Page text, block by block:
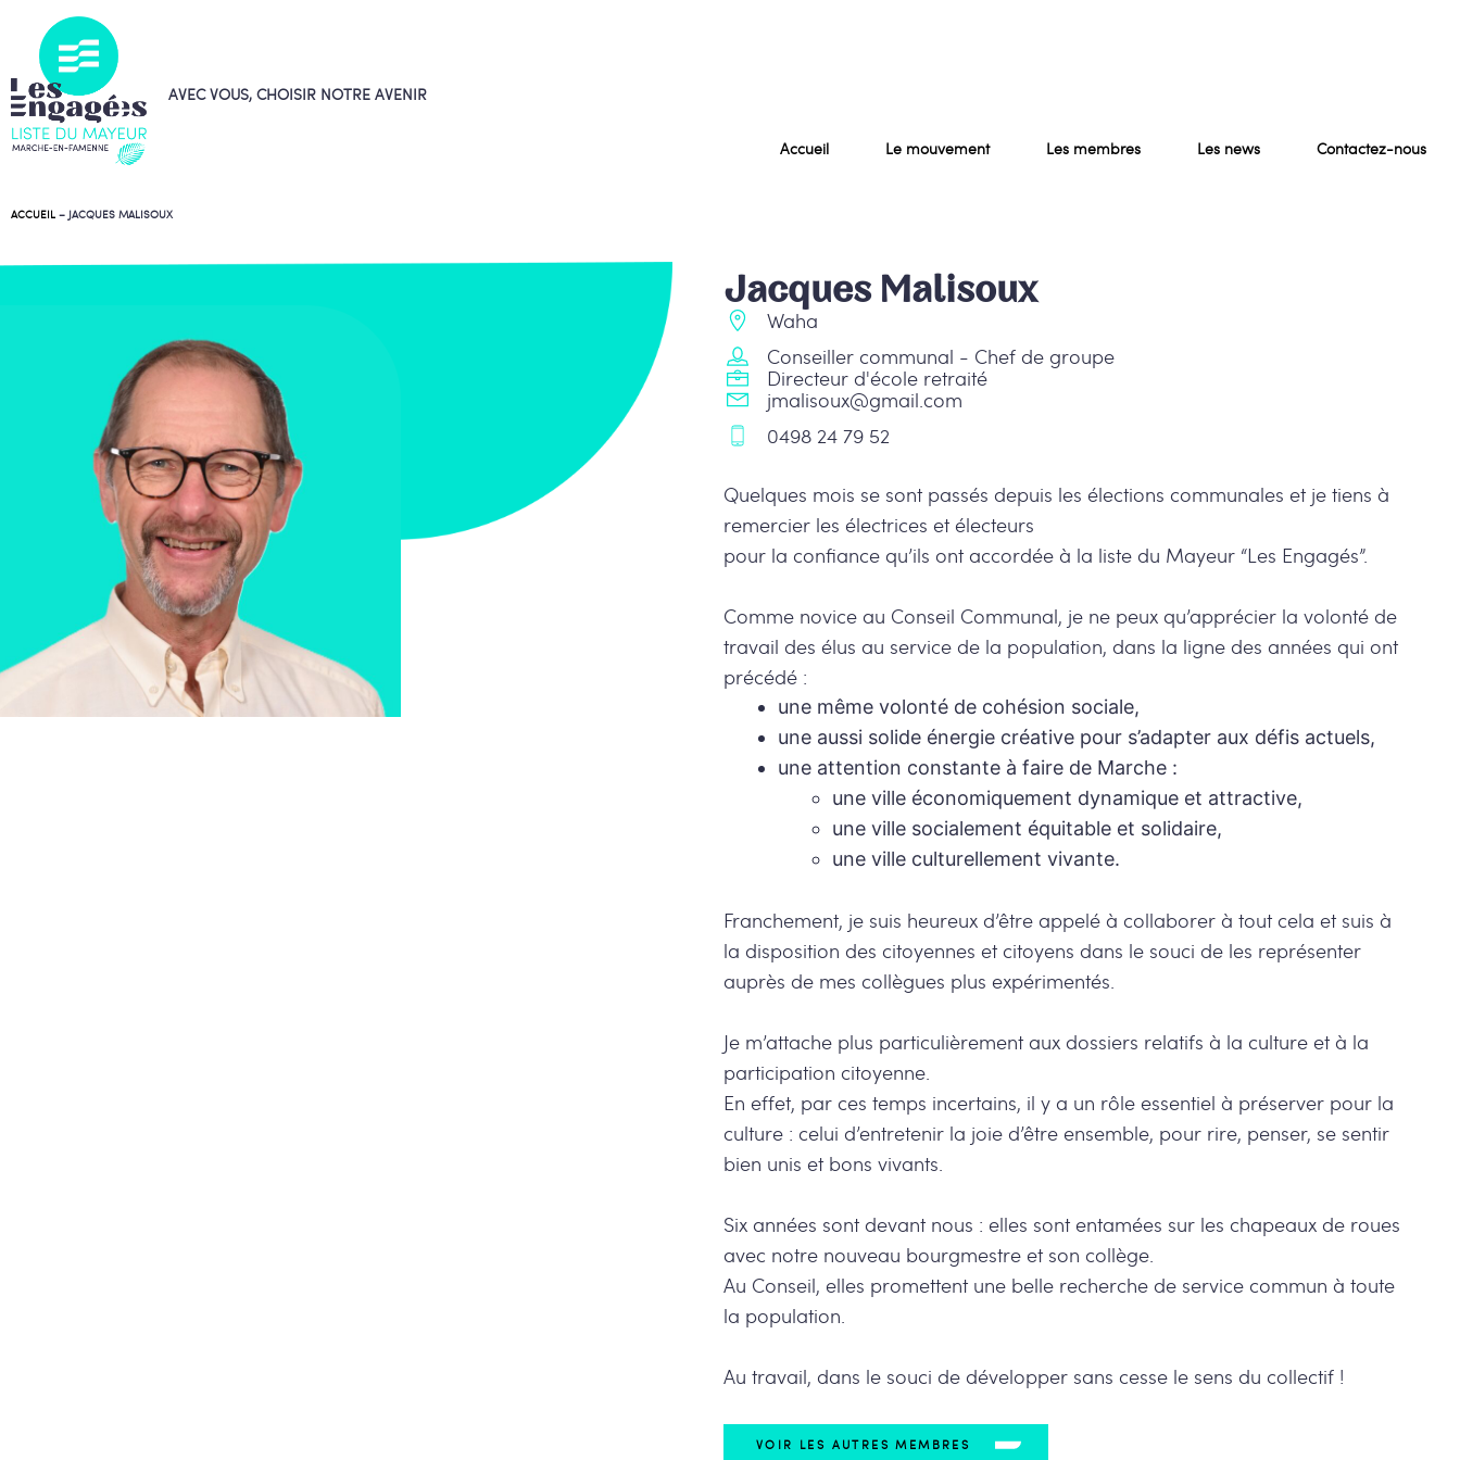
AVEC VOUS, CHOISIR NOTRE AVENIR
Accueil Le mouvement Les membres Les news Contactez-nous
ACCUEIL – JACQUES MALISOUX
Jacques Malisoux
Waha
Conseiller communal - Chef de groupe
Directeur d'école retraité
jmalisoux@gmail.com
0498 24 79 52
Quelques mois se sont passés depuis les élections communales et je tiens à
remercier les électrices et électeurs
pour la confiance qu’ils ont accordée à la liste du Mayeur “Les Engagés”.
Comme novice au Conseil Communal, je ne peux qu’apprécier la volonté de
travail des élus au service de la population, dans la ligne des années qui ont
précédé :
une même volonté de cohésion sociale,
une aussi solide énergie créative pour s’adapter aux défis actuels,
une attention constante à faire de Marche :
une ville économiquement dynamique et attractive,
une ville socialement équitable et solidaire,
une ville culturellement vivante.
Franchement, je suis heureux d’être appelé à collaborer à tout cela et suis à
la disposition des citoyennes et citoyens dans le souci de les représenter
auprès de mes collègues plus expérimentés.
Je m’attache plus particulièrement aux dossiers relatifs à la culture et à la
participation citoyenne.
En effet, par ces temps incertains, il y a un rôle essentiel à préserver pour la
culture : celui d’entretenir la joie d’être ensemble, pour rire, penser, se sentir
bien unis et bons vivants.
Six années sont devant nous : elles sont entamées sur les chapeaux de roues
avec notre nouveau bourgmestre et son collège.
Au Conseil, elles promettent une belle recherche de service commun à toute
la population.
Au travail, dans le souci de développer sans cesse le sens du collectif !
VOIR LES AUTRES MEMBRES